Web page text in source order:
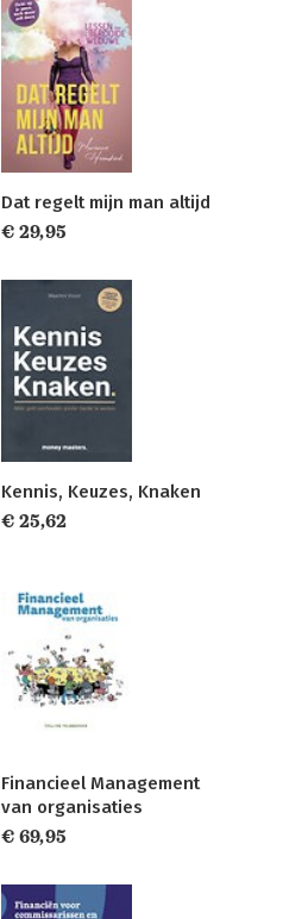
Dat regelt mijn man altijd
€ 29,95
Kennis, Keuzes, Knaken
€ 25,62
Financieel Management
van organisaties
€ 69,95